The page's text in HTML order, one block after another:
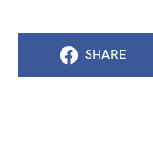
SHARE